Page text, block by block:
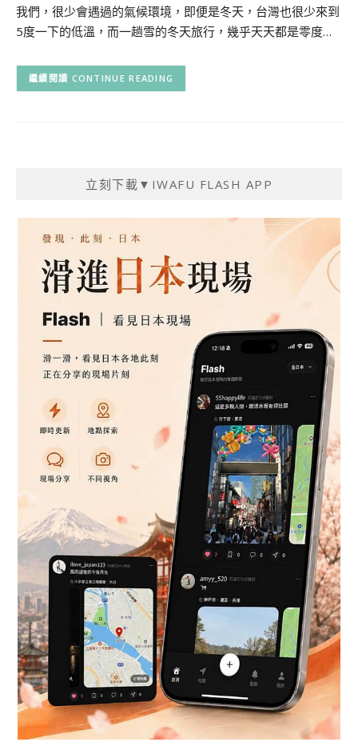
我們，很少會遇過的氣候環境，即便是冬天，台灣也很少來到
5度一下的低溫，而一趟雪的冬天旅行，幾乎天天都是零度…
CONTINUE READING
立刻下載▼IWAFU FLASH APP